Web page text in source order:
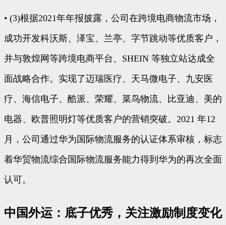
• (3)根据2021年年报披露，公司在跨境电商物流市场，
成功开发科沃斯、泽宝、兰亭、字节跳动等优质客户，
并与敦煌网等跨境电商平台、SHEIN 等独立站达成全
面战略合作。实现了迈瑞医疗、天马微电子、九安医
疗、海信电子、酷派、荣耀、菜鸟物流、比亚迪、美的
电器、欧普照明灯等优质客户的营销突破。2021 年12
月，公司通过华为国际物流服务的认证体系审核，标志
着华贸物流综合国际物流服务能力得到华为的再次全面
认可。
中国外运：底子优秀，关注激励制度变化